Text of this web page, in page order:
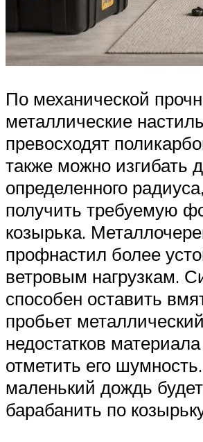
По механической
металлические
превосходят
также можно изгибать
определенного
получить требуемую
козырька.
профнастил более
ветровым нагрузкам.
способен оставить
пробьет
недостатков
отметить его
маленький дождь
барабанить по